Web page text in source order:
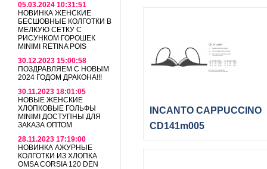
05.03.2024 10:31:51
НОВИНКА ЖЕНСКИЕ
БЕСШОВНЫЕ КОЛГОТКИ В
МЕЛКУЮ СЕТКУ С
РИСУНКОМ ГОРОШЕК
MINIMI RETINA POIS
30.12.2023 15:00:58
ПОЗДРАВЛЯЕМ С НОВЫМ
2024 ГОДОМ ДРАКОНА!!!
30.11.2023 18:01:05
НОВЫЕ ЖЕНСКИЕ
ХЛОПКОВЫЕ ГОЛЬФЫ
MINIMI ДОСТУПНЫ ДЛЯ
ЗАКАЗА ОПТОМ
28.11.2023 17:19:00
НОВИНКА АЖУРНЫЕ
КОЛГОТКИ ИЗ ХЛОПКА
OMSA CORSIA 120 DEN
INCANTO CAPPUCCINO
CD141m005